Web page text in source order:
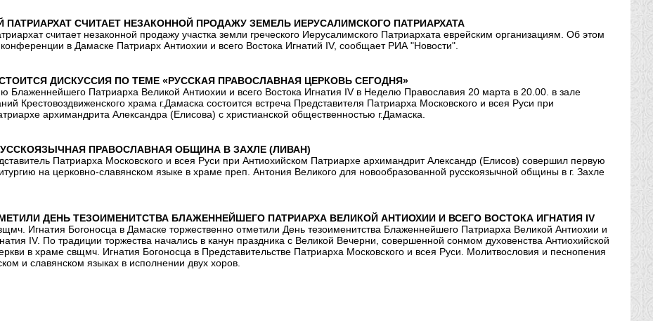
ПАТРИАРХАТ СЧИТАЕТ НЕЗАКОННОЙ ПРОДАЖУ ЗЕМЕЛЬ ИЕРУСАЛИМСКОГО ПАТРИАРХАТА
считает незаконной продажу участка земли греческого Иерусалимского Патриархата еврейским организациям. Об этом
в Дамаске Патриарх Антиохии и всего Востока Игнатий IV, сообщает РИА "Новости".
ДИСКУССИЯ ПО ТЕМЕ «РУССКАЯ ПРАВОСЛАВНАЯ ЦЕРКОВЬ СЕГОДНЯ»
Блаженнейшего Патриарха Великой Антиохии и всего Востока Игнатия IV в Неделю Православия 20 марта в 20.00. в зале
Крестовоздвиженского храма г.Дамаска состоится встреча Представителя Патриарха Московского и всея Руси при
архимандрита Александра (Елисова) с христианской общественностью г.Дамаска.
ПРАВОСЛАВНАЯ ОБЩИНА В ЗАХЛЕ (ЛИВАН)
Патриарха Московского и всея Руси при Антиохийском Патриархе архимандрит Александр (Елисов) совершил первую
на церковно-славянском языке в храме преп. Антония Великого для новообразованной русскоязычной общины в г. Захле
ДЕНЬ ТЕЗОИМЕНИТСТВА БЛАЖЕННЕЙШЕГО ПАТРИАРХА ВЕЛИКОЙ АНТИОХИИ И ВСЕГО ВОСТОКА ИГНАТИЯ IV
Игнатия Богоносца в Дамаске торжественно отметили День тезоименитства Блаженнейшего Патриарха Великой Антиохии и
IV. По традиции торжества начались в канун праздника с Великой Вечерни, совершенной сонмом духовенства Антиохийской
в храме свщмч. Игнатия Богоносца в Представительстве Патриарха Московского и всея Руси. Молитвословия и песнопения
и славянском языках в исполнении двух хоров.